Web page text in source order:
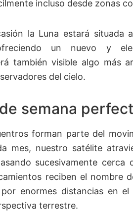
incluso desde zonas
la Luna estará situada
un nuevo y
también visible algo más
del cielo.
semana
forman parte del
mes, nuestro satélite
sucesivamente cerca
reciben el nombre
por enormes distancias en
terrestre.